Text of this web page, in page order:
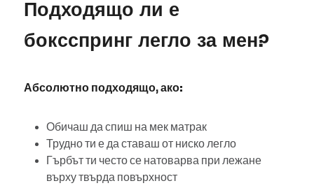
Подходящо ли е
боксспринг легло за мен?
Абсолютно подходящо, ако:
Обичаш да спиш на мек матрак
Трудно ти е да ставаш от ниско легло
Гърбът ти често се натоварва при лежане
върху твърда повърхност